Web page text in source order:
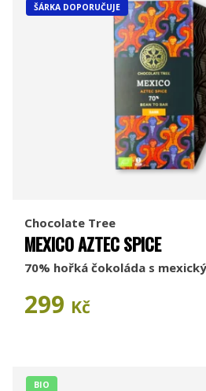
ŠÁRKA DOPORUČUJE
Chocolate Tree
MEXICO AZTEC SPICE
70% hořká čokoláda s
299 Kč
BIO